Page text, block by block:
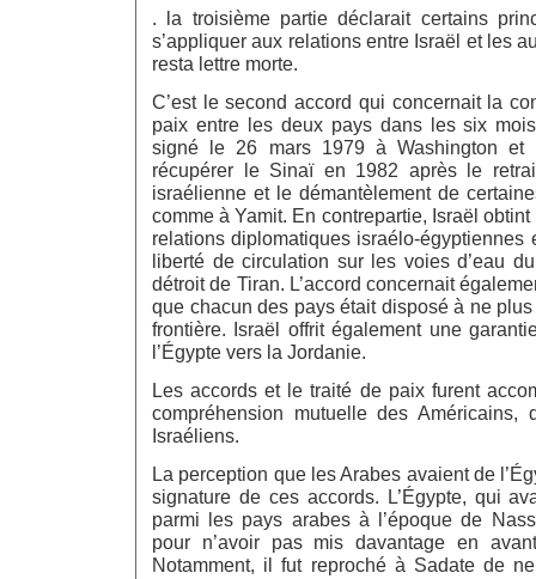
. la troisième partie déclarait certains
s’appliquer aux relations entre Israël et les
resta lettre morte.
C’est le second accord qui concernait la
paix entre les deux pays dans les six
signé le 26 mars 1979 à Washington et
récupérer le Sinaï en 1982 après le
israélienne et le démantèlement de
comme à Yamit. En contrepartie, Israël
relations diplomatiques israélo-égyptiennes
liberté de circulation sur les voies d’eau
détroit de Tiran. L’accord concernait
que chacun des pays était disposé à ne
frontière. Israël offrit également une
l’Égypte vers la Jordanie.
Les accords et le traité de paix furent
compréhension mutuelle des Américains,
Israéliens.
La perception que les Arabes avaient de
signature de ces accords. L’Égypte, qui
parmi les pays arabes à l’époque de
pour n’avoir pas mis davantage en
Notamment, il fut reproché à Sadate de